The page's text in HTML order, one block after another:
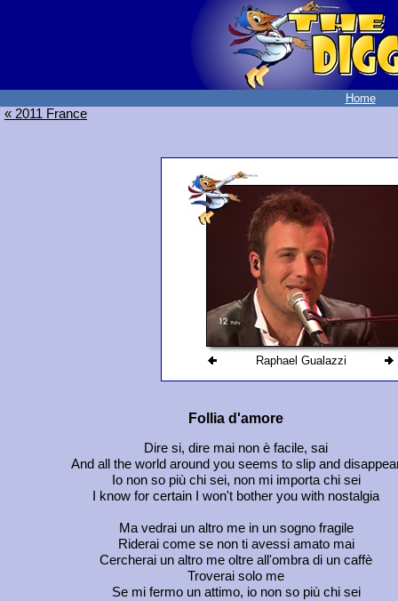
Home
« 2011 France
Raphael Gualazzi
Follia d'amore
Dire si, dire mai non è facile, sai
And all the world around you seems to slip and
Io non so più chi sei, non mi importa chi sei
I know for certain I won't bother you with nostalgia
Ma vedrai un altro me in un sogno fragile
Riderai come se non ti avessi amato mai
Cercherai un altro me oltre all'ombra di un caffè
Troverai solo me
Se mi fermo un attimo, io non so più chi sei